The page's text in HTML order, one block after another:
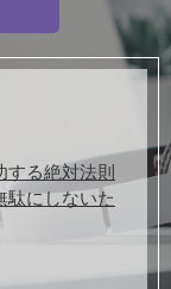
る絶対法則
駄にしないた